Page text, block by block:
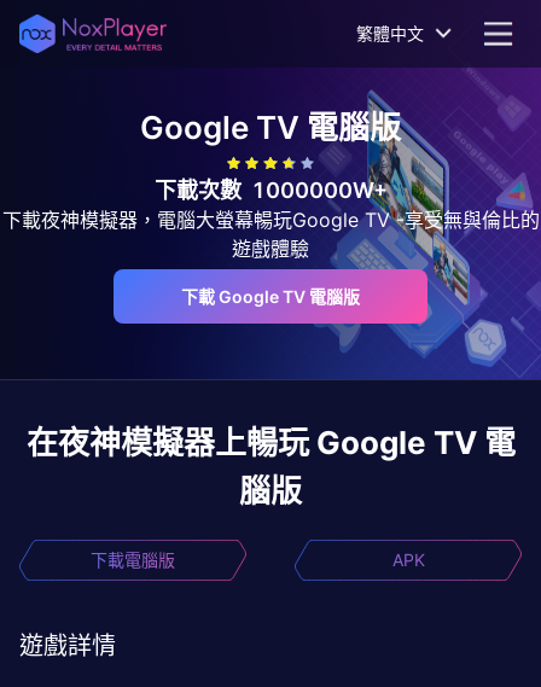
繁體中文
Google TV 電腦版
下載次數 1000000W+
下載夜神模擬器，電腦大螢幕暢玩Google TV -享受無與倫比的
遊戲體驗
下載 Google TV 電腦版
在夜神模擬器上暢玩 Google TV 電
腦版
下載電腦版 APK
遊戲詳情